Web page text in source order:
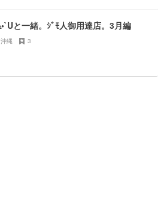
沖縄ﾏﾛﾝU´•ﻌ•`Uと一緒。ｼﾞﾓ人御用達店。3月編
沖縄 3